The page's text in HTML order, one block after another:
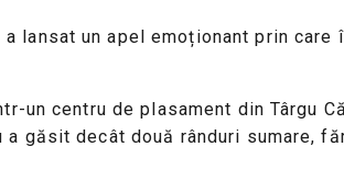
lansat un apel emoționant prin
centru de plasament din Târgu
găsit decât două rânduri sumare,